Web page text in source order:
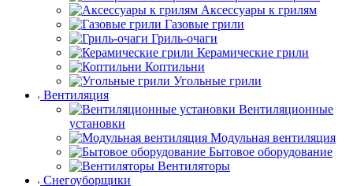
Аксессуары к грилям
Газовые грили
Гриль-очаги
Керамические грили
Коптильни
Угольные грили
Вентиляция
Вентиляционные
установки
Модульная вентиляция
Бытовое оборудование
Вентиляторы
Снегоуборщики